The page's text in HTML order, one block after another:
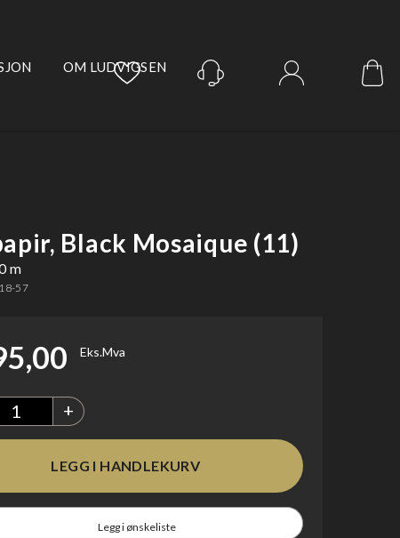
OM LUDVIGSEN
Black Mosaique (11)
m
57
Eks.Mva
+
Legg i ønskeliste